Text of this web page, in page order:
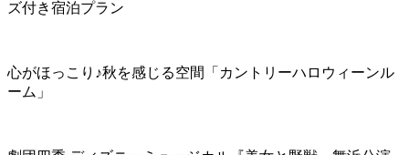
ズ付き宿泊プラン
心がほっこり♪秋を感じる空間「カントリーハロウィーンル
ーム」